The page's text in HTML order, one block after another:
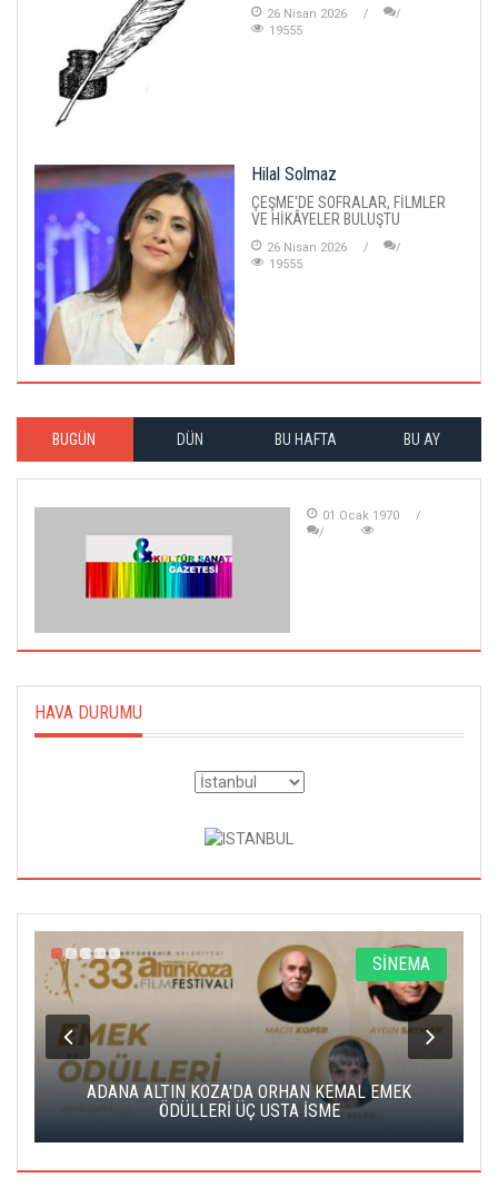
26 Nisan 2026
19555
Hilal Solmaz
ÇEŞME'DE SOFRALAR, FİLMLER
VE HİKÂYELER BULUŞTU
26 Nisan 2026
19555
BUGÜN DÜN BU HAFTA BU AY
01 Ocak 1970
HAVA DURUMU
SİNEMA
ADANA ALTIN KOZA'DA ORHAN KEMAL EMEK
ÖDÜLLERİ ÜÇ USTA İSME